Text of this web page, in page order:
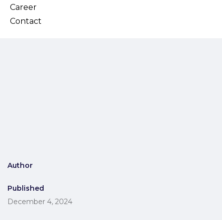
Career
Contact
Author
Published
December 4, 2024